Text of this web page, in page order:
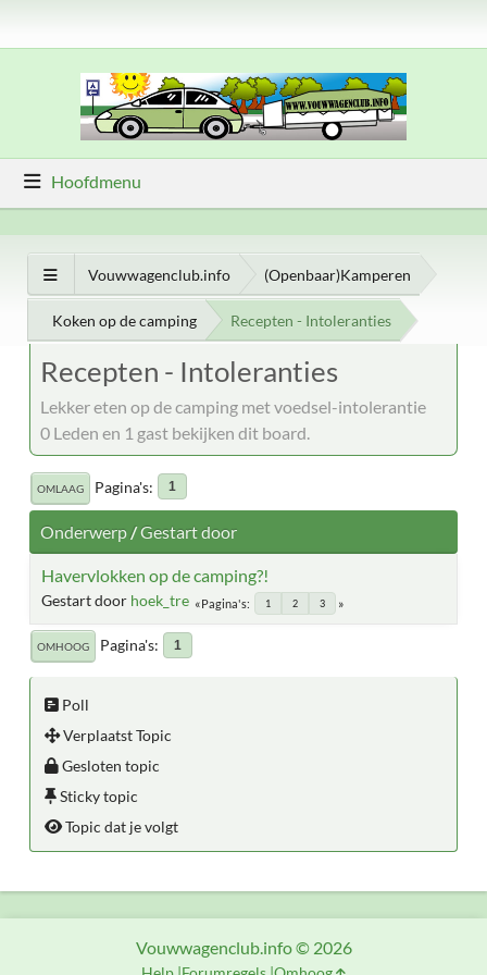
Hoofdmenu
Vouwwagenclub.info (Openbaar)Kamperen
Koken op de camping Recepten - Intoleranties
Recepten - Intoleranties
Lekker eten op de camping met voedsel-intolerantie
0 Leden en 1 gast bekijken dit board.
OMLAAG Pagina's 1
Onderwerp/Gestart door
Havervlokken op de camping?!
Gestart door hoek_tre Pagina's 1 2 3
OMHOOG Pagina's 1
Poll
Verplaatst Topic
Gesloten topic
Sticky topic
Topic dat je volgt
Vouwwagenclub.info © 2026